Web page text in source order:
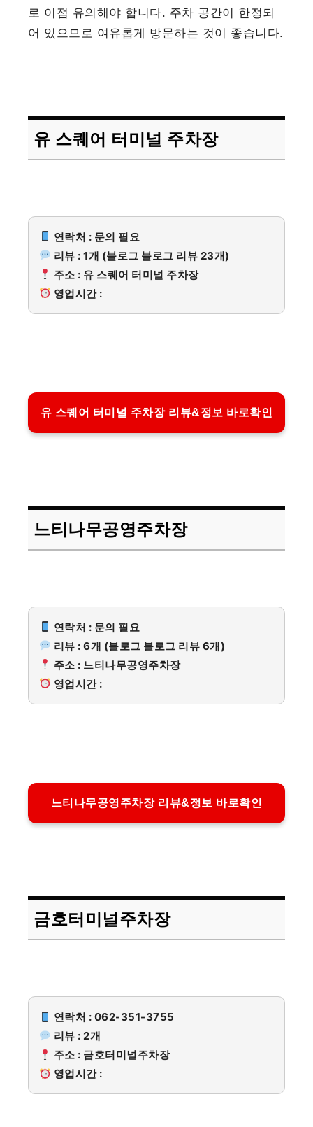
로 이점 유의해야 합니다. 주차 공간이 한정되
어 있으므로 여유롭게 방문하는 것이 좋습니다.
유 스퀘어 터미널 주차장
연락처 : 문의 필요
리뷰 : 1개 (블로그 블로그 리뷰 23개)
주소 : 유 스퀘어 터미널 주차장
영업시간 :
유 스퀘어 터미널 주차장 리뷰&정보 바로확인
느티나무공영주차장
연락처 : 문의 필요
리뷰 : 6개 (블로그 블로그 리뷰 6개)
주소 : 느티나무공영주차장
영업시간 :
느티나무공영주차장 리뷰&정보 바로확인
금호터미널주차장
연락처 : 062-351-3755
리뷰 : 2개
주소 : 금호터미널주차장
영업시간 :